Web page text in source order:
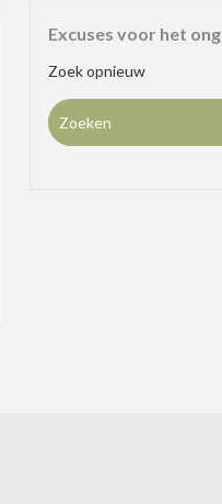
Excuses voor het
Zoek opnieuw